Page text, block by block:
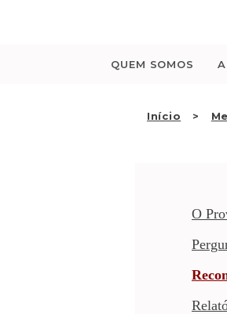
QUEM SOMOS
Início
O